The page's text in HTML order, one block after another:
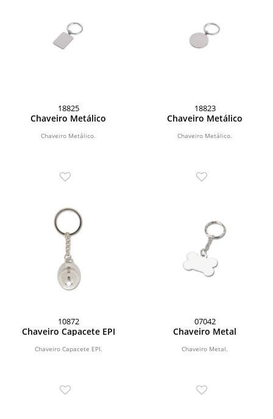
18825
Chaveiro Metálico
Chaveiro Metálico.
18823
Chaveiro Metálico
Chaveiro Metálico.
10872
Chaveiro Capacete EPI
Chaveiro Capacete EPI.
07042
Chaveiro Metal
Chaveiro Metal.